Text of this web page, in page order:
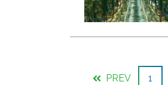
PREV 1